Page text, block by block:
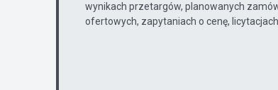
wynikach przetargów, planowanych
ofertowych, zapytaniach o cenę,